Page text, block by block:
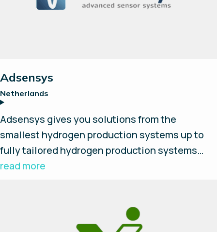
検索
Adsensys
Netherlands
Adsensys gives you solutions from the
smallest hydrogen production systems up to
fully tailored hydrogen production systems
built into containers. Our goal is to make these
read more